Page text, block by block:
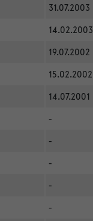
31.07.2003
14.02.2003
19.07.2002
15.02.2002
14.07.2001
-
-
-
-
-